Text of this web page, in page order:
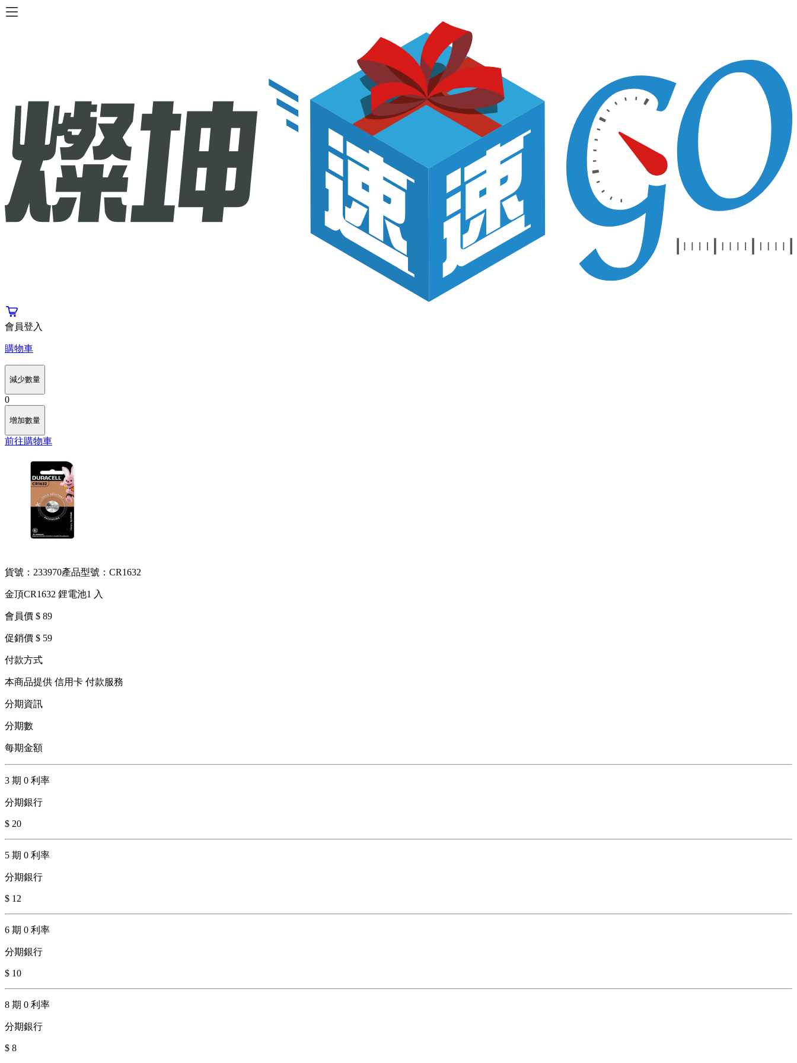
會員登入
購物車
減少數量
0
增加數量
前往購物車
貨號：233970產品型號：CR1632
金頂CR1632 鋰電池1 入
會員價 $ 89
促銷價 $ 59
付款方式
本商品提供 信用卡 付款服務
分期資訊
分期數
每期金額
3 期 0 利率
分期銀行
$ 20
5 期 0 利率
分期銀行
$ 12
6 期 0 利率
分期銀行
$ 10
8 期 0 利率
分期銀行
$ 8